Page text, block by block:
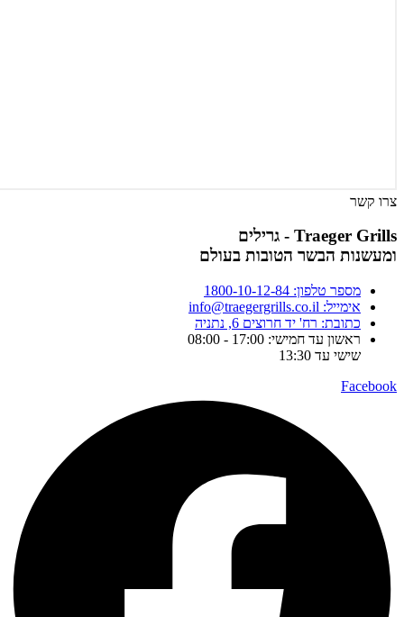
צרו קשר
Traeger Grills - גרילים
ומעשנות הבשר הטובות בעולם
מספר טלפון: 1800-10-12-84
אימייל: info@traegergrills.co.il
כתובת: רח' יד חרוצים 6, נתניה
ראשון עד חמישי: 17:00 - 08:00
שישי עד 13:30
Facebook